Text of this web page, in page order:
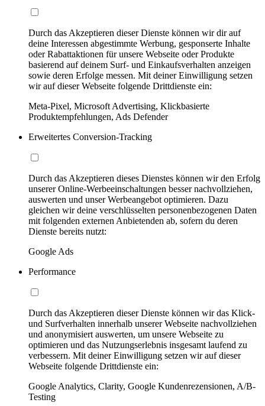
Durch das Akzeptieren dieser Dienste können wir dir auf
deine Interessen abgestimmte Werbung, gesponserte Inhalte
oder Rabattaktionen für unsere Webseite oder Produkte
basierend auf deinem Surf- und Einkaufsverhalten anzeigen
sowie deren Erfolge messen. Mit deiner Einwilligung setzen
wir auf dieser Webseite folgende Drittdienste ein:
Meta-Pixel, Microsoft Advertising, Klickbasierte
Produktempfehlungen, Ads Defender
Erweitertes Conversion-Tracking
Durch das Akzeptieren dieses Dienstes können wir den Erfolg
unserer Online-Werbeeinschaltungen besser nachvollziehen,
auswerten und unser Werbeangebot optimieren. Dazu
gleichen wir deine verschlüsselten personenbezogenen Daten
mit folgenden externen Anbietenden ab, sofern du deren
Dienste bereits nutzt:
Google Ads
Performance
Durch das Akzeptieren dieser Dienste können wir das Klick-
und Surfverhalten innerhalb unserer Webseite nachvollziehen
und anonymisiert auswerten, um unsere Webseite zu
optimieren und das Nutzungserlebnis insgesamt laufend zu
verbessern. Mit deiner Einwilligung setzen wir auf dieser
Webseite folgende Drittdienste ein:
Google Analytics, Clarity, Google Kundenrezensionen, A/B-
Testing